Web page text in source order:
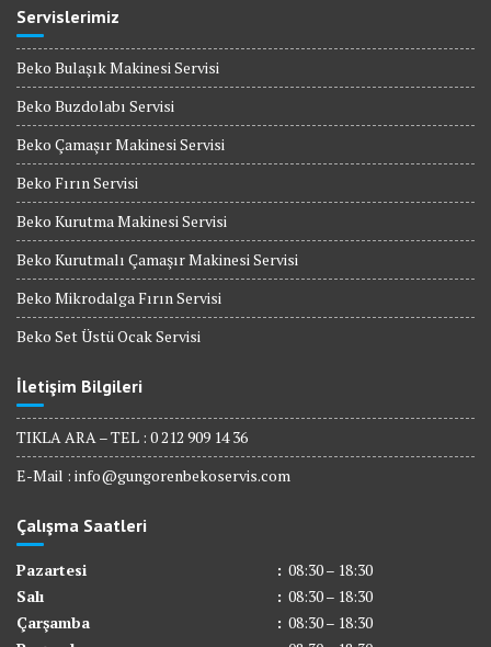
Servislerimiz
Beko Bulaşık Makinesi Servisi
Beko Buzdolabı Servisi
Beko Çamaşır Makinesi Servisi
Beko Fırın Servisi
Beko Kurutma Makinesi Servisi
Beko Kurutmalı Çamaşır Makinesi Servisi
Beko Mikrodalga Fırın Servisi
Beko Set Üstü Ocak Servisi
İletişim Bilgileri
TIKLA ARA – TEL : 0 212 909 14 36
E-Mail : info@gungorenbekoservis.com
Çalışma Saatleri
Pazartesi : 08:30 – 18:30
Salı
: 08:30 – 18:30
Çarşamba
: 08:30 – 18:30